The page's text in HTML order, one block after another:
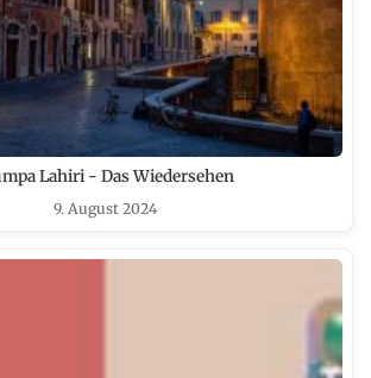
Lahiri - Das Wiedersehen
9. August 2024